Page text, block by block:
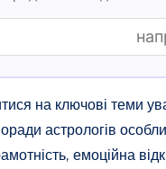
на ключові теми
астрологів
емоційна